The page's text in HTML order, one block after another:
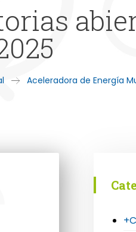
Aceleradora de Energía